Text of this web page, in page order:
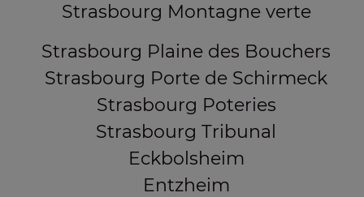
Strasbourg Montagne verte
Strasbourg Plaine des Bouchers
Strasbourg Porte de Schirmeck
Strasbourg Poteries
Strasbourg Tribunal
Eckbolsheim
Entzheim